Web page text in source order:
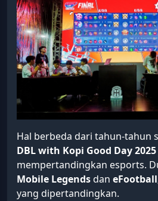
Hal berbeda dari tahun-tahun
DBL with Kopi Good Day 2025
mempertandingkan esports.
Mobile Legendsdan eFootball
yang dipertandingkan.